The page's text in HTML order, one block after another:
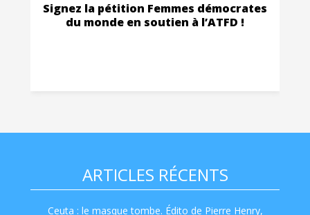
Signez la pétition Femmes démocrates
du monde en soutien à l’ATFD !
ARTICLES RÉCENTS
Ceuta : le masque tombe. Édito de Pierre Henry,